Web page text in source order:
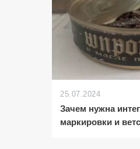
25.07.2024
Зачем нужна
маркировки и